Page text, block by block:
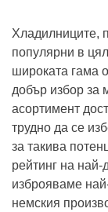
Хладилниците,
популярни в
широката гама
добър избор за
асортимент
трудно да се
за такива
рейтинг на
изброяваме
немския